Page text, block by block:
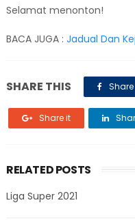
Selamat menonton!
BACA JUGA : Jadual Dan
SHARE THIS
Share it
RELATED POSTS
Liga Super 2021